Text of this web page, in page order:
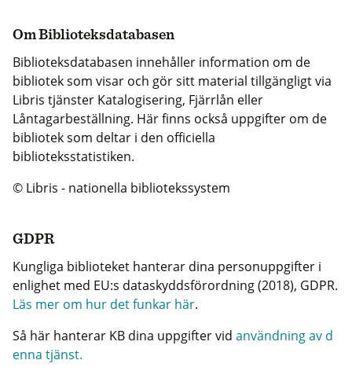
Om Biblioteksdatabasen
Biblioteksdatabasen innehåller information om de
bibliotek som visar och gör sitt material tillgängligt via
Libris tjänster Katalogisering, Fjärrlån eller
Låntagarbeställning. Här finns också uppgifter om de
bibliotek som deltar i den officiella
biblioteksstatistiken.
© Libris - nationella bibliotekssystem
GDPR
Kungliga biblioteket hanterar dina personuppgifter i
enlighet med EU:s dataskyddsförordning (2018), GDPR.
Läs mer om hur det funkar här.
Så här hanterar KB dina uppgifter vid användning av d
enna tjänst.